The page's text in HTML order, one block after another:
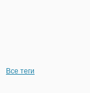
Все теги